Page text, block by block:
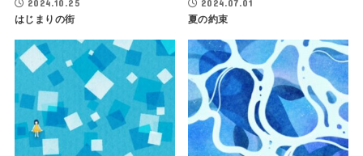
2024.10.25
はじまりの街
2024.07.01
夏の約束